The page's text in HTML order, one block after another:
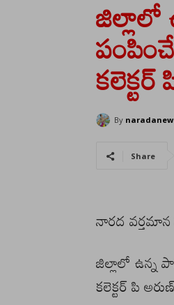
జిల్లాలో
By
Share
నారద
జిల్లాలో ఉన్న
కలెక్టర్ పి